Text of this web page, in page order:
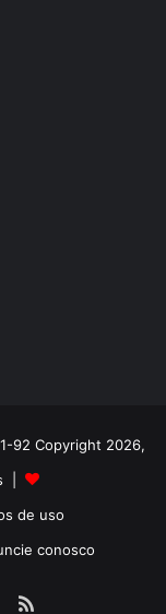
92 Copyright 2026,
|
de uso
conosco
RSS